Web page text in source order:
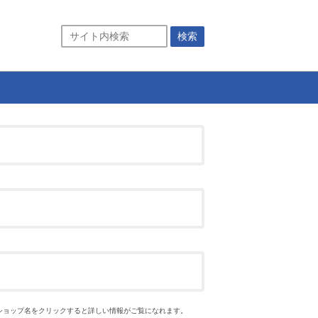
ップ名をクリックすると詳しい情報がご覧になれます。